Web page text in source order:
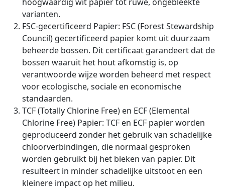
varianten.
FSC-gecertificeerd Papier: FSC (Forest Stewardship
Council) gecertificeerd papier komt uit duurzaam
beheerde bossen. Dit certificaat garandeert dat de
bossen waaruit het hout afkomstig is, op
verantwoorde wijze worden beheerd met respect
voor ecologische, sociale en economische
standaarden.
TCF (Totally Chlorine Free) en ECF (Elemental
Chlorine Free) Papier: TCF en ECF papier worden
geproduceerd zonder het gebruik van schadelijke
chloorverbindingen, die normaal gesproken
worden gebruikt bij het bleken van papier. Dit
resulteert in minder schadelijke uitstoot en een
kleinere impact op het milieu.